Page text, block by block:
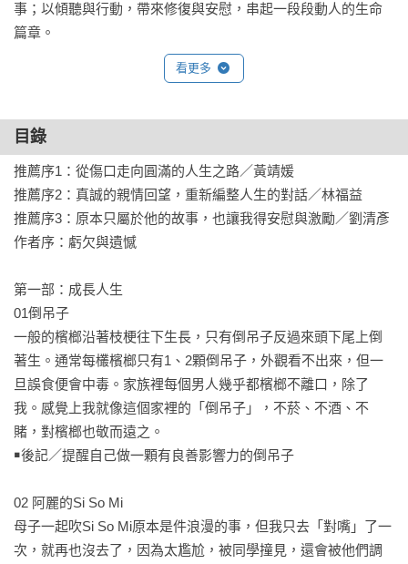
事；以傾聽與行動，帶來修復與安慰，串起一段段動人的生命
篇章。
看更多
目錄
推薦序1：從傷口走向圓滿的人生之路／黃靖媛
推薦序2：真誠的親情回望，重新編整人生的對話／林福益
推薦序3：原本只屬於他的故事，也讓我得安慰與激勵／劉清彥
作者序：虧欠與遺憾
第一部：成長人生
01倒吊子
一般的檳榔沿著枝梗往下生長，只有倒吊子反過來頭下尾上倒
著生。通常每欉檳榔只有1、2顆倒吊子，外觀看不出來，但一
旦誤食便會中毒。家族裡每個男人幾乎都檳榔不離口，除了
我。感覺上我就像這個家裡的「倒吊子」，不菸、不酒、不
賭，對檳榔也敬而遠之。
￭後記／提醒自己做一顆有良善影響力的倒吊子
02 阿麗的Si So Mi
母子一起吹Si So Mi原本是件浪漫的事，但我只去「對嘴」了一
次，就再也沒去了，因為太尷尬，被同學撞見，還會被他們調